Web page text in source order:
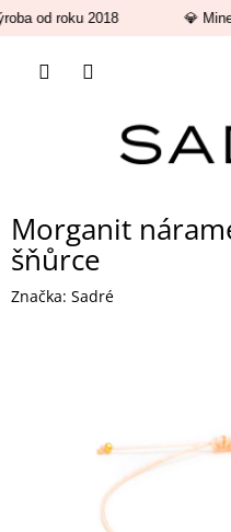
od roku 2018 💎
Morganit
šňůrce
Značka: Sadré